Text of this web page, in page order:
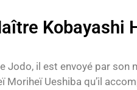
Kobayashi
Jodo, il est envoyé par son
Moriheï Ueshiba qu’il